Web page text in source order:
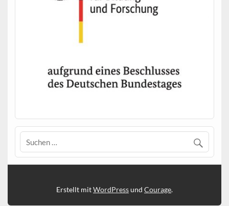
Erstellt mitWordPressund Courage.